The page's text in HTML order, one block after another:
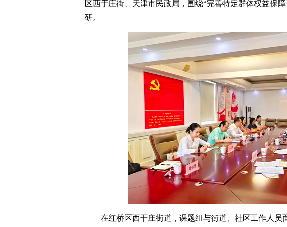
区西于庄街、天津市民政局，围绕“完善特定群体权益保
研。
在红桥区西于庄街道，课题组与街道、社区工作人员